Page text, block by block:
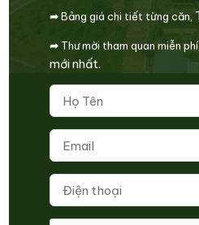
➦Bảng giá chi tiết từng căn,
➦ Thư mời tham quan miễn phí,
mới nhất.
Article
Subscribe
COMMENTS